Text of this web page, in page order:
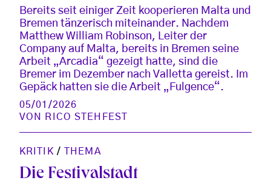
Bereits seit einiger Zeit kooperieren Malta und
Bremen tänzerisch miteinander. Nachdem
Matthew William Robinson, Leiter der
Company auf Malta, bereits in Bremen seine
Arbeit „Arcadia“ gezeigt hatte, sind die
Bremer im Dezember nach Valletta gereist. Im
Gepäck hatten sie die Arbeit „Fulgence“.
05/01/2026
VON
RICO STEHFEST
KRITIK / THEMA
Die Festivalstadt